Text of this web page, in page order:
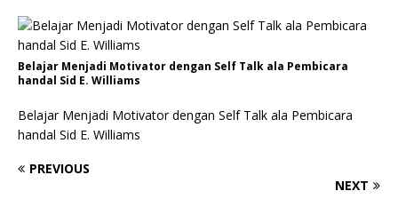
Belajar Menjadi Motivator dengan Self Talk ala Pembicara
handal Sid E. Williams
Belajar Menjadi Motivator dengan Self Talk ala Pembicara
handal Sid E. Williams
PREVIOUS
NEXT